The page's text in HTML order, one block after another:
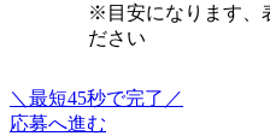
※目安になります、
ださい
＼最短45秒で完了／
応募へ進む